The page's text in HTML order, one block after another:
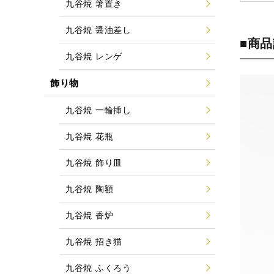
■商
九谷焼 箸置き
九谷焼 醤油差し
九谷焼 レンゲ
飾り物
九谷焼 一輪挿し
九谷焼 花瓶
九谷焼 飾り皿
九谷焼 陶額
九谷焼 香炉
九谷焼 招き猫
九谷焼 ふくろう